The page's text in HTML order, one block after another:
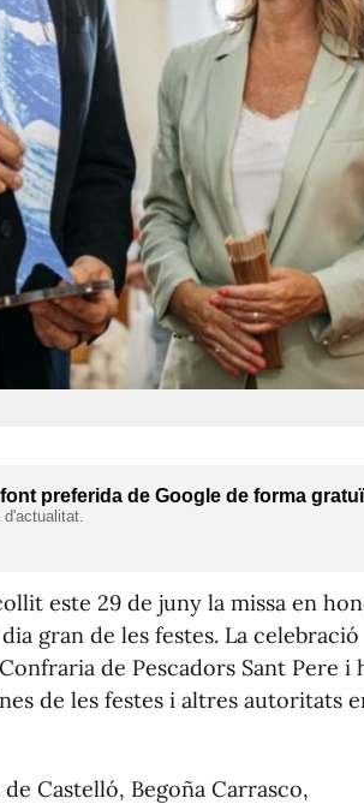
preferida de Google de forma
este 29 de juny la missa en
gran de les festes. La celebració
de Pescadors Sant Pere i
de les festes i altres autoritats
Castelló, Begoña Carrasco,